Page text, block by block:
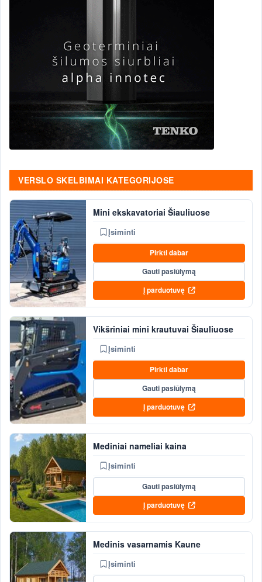
VERSLO SKELBIMAI KATEGORIJOSE
Mini ekskavatoriai Šiauliuose
Įsiminti
Pirkti dabar
Gauti pasiūlymą
Į parduotuvę
Vikšriniai mini krautuvai Šiauliuose
Įsiminti
Pirkti dabar
Gauti pasiūlymą
Į parduotuvę
Mediniai nameliai kaina
Įsiminti
Gauti pasiūlymą
Į parduotuvę
Medinis vasarnamis Kaune
Įsiminti